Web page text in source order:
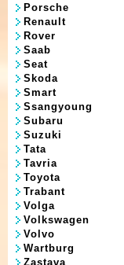
Porsche
Renault
Rover
Saab
Seat
Skoda
Smart
Ssangyoung
Subaru
Suzuki
Tata
Tavria
Toyota
Trabant
Volga
Volkswagen
Volvo
Wartburg
Zastava